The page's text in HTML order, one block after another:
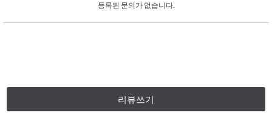
등록된 문의가 없습니다.
리뷰쓰기